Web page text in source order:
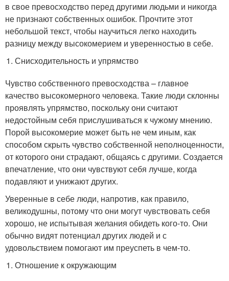
в свое превосходство перед другими людьми и никогда
не признают собственных ошибок. Прочтите этот
небольшой текст, чтобы научиться легко находить
разницу между высокомерием и уверенностью в себе.
Снисходительность и упрямство
Чувство собственного превосходства – главное
качество высокомерного человека. Такие люди склонны
проявлять упрямство, поскольку они считают
недостойным себя прислушиваться к чужому мнению.
Порой высокомерие может быть не чем иным, как
способом скрыть чувство собственной неполноценности,
от которого они страдают, общаясь с другими. Создается
впечатление, что они чувствуют себя лучше, когда
подавляют и унижают других.
Уверенные в себе люди, напротив, как правило,
великодушны, потому что они могут чувствовать себя
хорошо, не испытывая желания обидеть кого-то. Они
обычно видят потенциал других людей и с
удовольствием помогают им преуспеть в чем-то.
Отношение к окружающим